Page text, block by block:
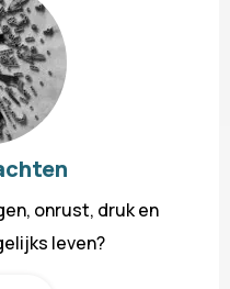
onrust, druk en
leven?